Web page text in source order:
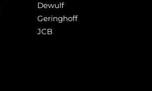
Dewulf
Geringhoff
JCB